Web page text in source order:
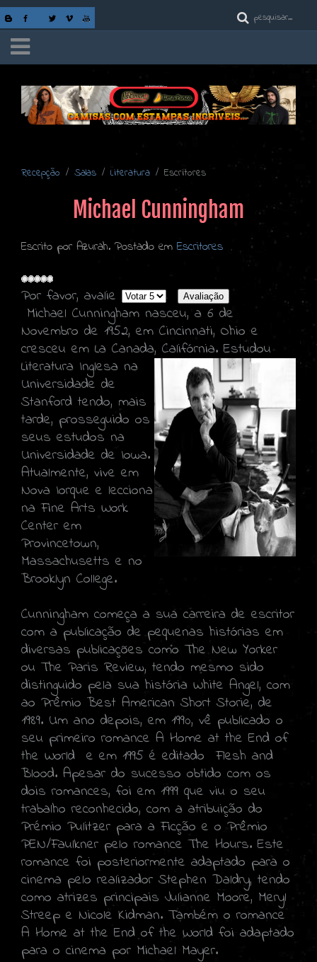
Recepção Salas Literatura Escritores
Michael Cunningham
Escrito por Azurah. Postado em Escritores
Por favor, avalie
Michael Cunningham nasceu, a 6 de
Novembro de 1952, em Cincinnati, Ohio e
cresceu em La Canada, Califórnia. Estudou
Literatura Inglesa na
Universidade de
Stanford tendo, mais
tarde, prosseguido os
seus estudos na
Universidade de Iowa.
Atualmente, vive em
Nova Iorque e lecciona
na Fine Arts Work
Center em
Provincetown,
Massachusetts e no
Brooklyn College.
Cunningham começa a sua carreira de escritor
com a publicação de pequenas histórias em
diversas publicações como The New Yorker
ou The Paris Review, tendo mesmo sido
distinguido pela sua história White Angel, com
ao Prêmio Best American Short Storie, de
1989. Um ano depois, em 1990, vê publicado o
seu primeiro romance A Home at the End of
the World e em 1995 é editado Flesh and
Blood. Apesar do sucesso obtido com os
dois romances, foi em 1999 que viu o seu
trabalho reconhecido, com a atribuição do
Prémio Pulitzer para a Ficção e o Prêmio
PEN/Faulkner pelo romance The Hours. Este
romance foi posteriormente adaptado para o
cinema pelo realizador Stephen Daldry, tendo
como atrizes principais Julianne Moore, Meryl
Streep e Nicole Kidman. Também o romance
A Home at the End of the World foi adaptado
para o cinema por Michael Mayer.